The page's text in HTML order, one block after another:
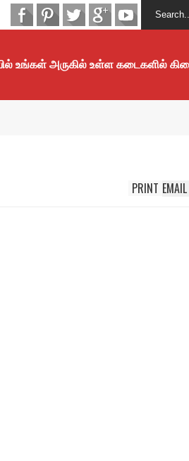
உங்கள் அருகில் உள்ள கடைகளில்
EMAIL
PRINT